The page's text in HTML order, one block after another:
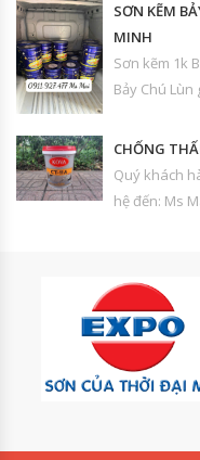
SƠN KẼM
MINH
Sơn kẽm 1k
Bảy Chú Lùn
CHỐNG
Quý khách
hệ đến: Ms